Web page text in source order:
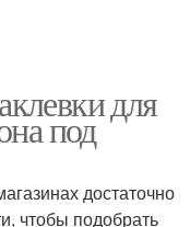
для
под
достаточно
чтобы подобрать